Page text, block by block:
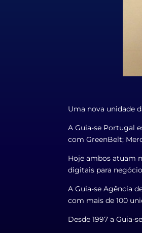
Uma nova unidade
A Guia-se Portugal
com GreenBelt;
Hoje ambos atuam
digitais para
A Guia-se Agência
com mais de 100
Desde 1997 a Guia-